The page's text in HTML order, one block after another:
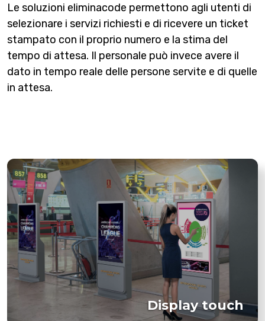
Le soluzioni eliminacode permettono agli utenti di
selezionare i servizi richiesti e di ricevere un ticket
stampato con il proprio numero e la stima del
tempo di attesa. Il personale può invece avere il
dato in tempo reale delle persone servite e di quelle
in attesa.
Display touch